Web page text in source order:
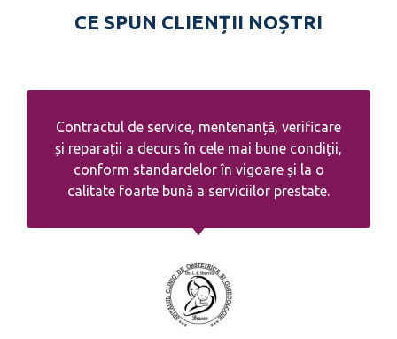
CE SPUN CLIENȚII NOȘTRI
Contractul de service, mentenanță, verificare
și reparații a decurs în cele mai bune condiții,
conform standardelor în vigoare și la o
calitate foarte bună a serviciilor prestate.